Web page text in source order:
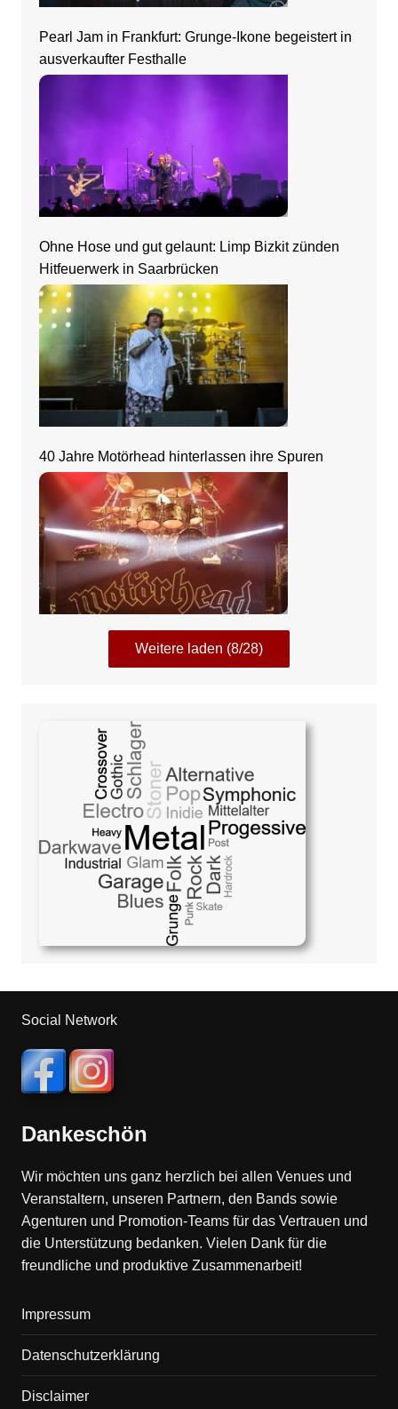
Pearl Jam in Frankfurt: Grunge-Ikone begeistert in
ausverkaufter Festhalle
Ohne Hose und gut gelaunt: Limp Bizkit zünden
Hitfeuerwerk in Saarbrücken
40 Jahre Motörhead hinterlassen ihre Spuren
Weitere laden (8/28)
Social Network
Dankeschön
Wir möchten uns ganz herzlich bei allen Venues und
Veranstaltern, unseren Partnern, den Bands sowie
Agenturen und Promotion-Teams für das Vertrauen und
die Unterstützung bedanken. Vielen Dank für die
freundliche und produktive Zusammenarbeit!
Impressum
Datenschutzerklärung
Disclaimer